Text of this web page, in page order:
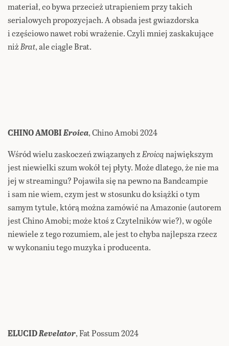
materiał, co bywa przecież utrapieniem przy takich
serialowych propozycjach. A obsada jest gwiazdorska
i częściowo nawet robi wrażenie. Czyli mniej zaskakujące
niżBrat, ale ciągle Brat.
CHINO AMOBIEroica, Chino Amobi 2024
Wśród wielu zaskoczeń związanych zEroicąnajwiększym
jest niewielki szum wokół tej płyty. Może dlatego, że nie ma
jej w streamingu? Pojawiła się na pewno na Bandcampie
i sam nie wiem, czym jest w stosunku do książki o tym
samym tytule, którą można zamówić na Amazonie (autorem
jest Chino Amobi; może ktoś z Czytelników wie?), w ogóle
niewiele z tego rozumiem, ale jest to chyba najlepsza rzecz
w wykonaniu tego muzyka i producenta.
ELUCIDRevelator, Fat Possum 2024